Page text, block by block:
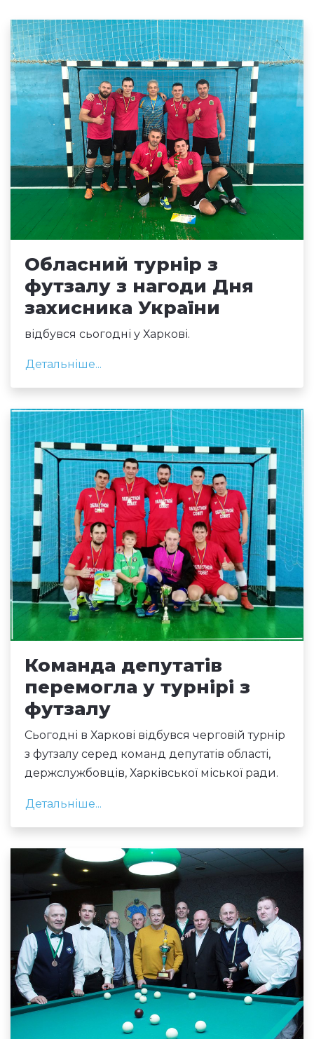
Обласний турнір з
футзалу з нагоди Дня
захисника України
відбувся сьогодні у Харкові.
Детальніше...
Команда депутатів
перемогла у турнірі з
футзалу
Сьогодні в Харкові відбувся черговій турнір
з футзалу серед команд депутатів області,
держслужбовців, Харківської міської ради.
Детальніше...